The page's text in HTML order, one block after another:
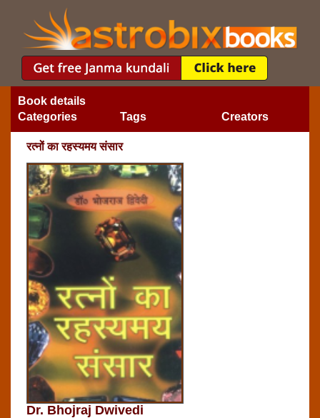
Book details
Categories
Tags Creators
रत्‍नों का रहस्‍यमय संसार
Dr. Bhojraj Dwivedi